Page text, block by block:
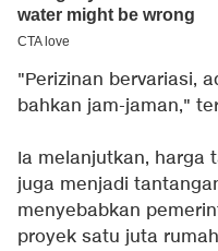
"Perizinan bervariasi,
bahkan jam-jaman,"
Ia melanjutkan, harga
juga menjadi
menyebabkan
proyek satu juta